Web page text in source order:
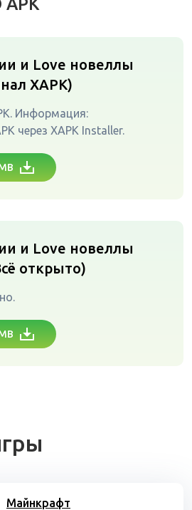
и Love новеллы
XAPK)
Информация:
через XAPK Installer.
и Love новеллы
открыто)
Майнкрафт